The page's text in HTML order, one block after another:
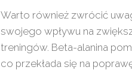
Warto również zwrócić
swojego wpływu na
treningów. Beta-alanina
co przekłada się na